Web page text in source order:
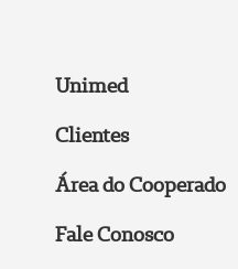
Unimed
Clientes
Área do Cooperado
Fale Conosco